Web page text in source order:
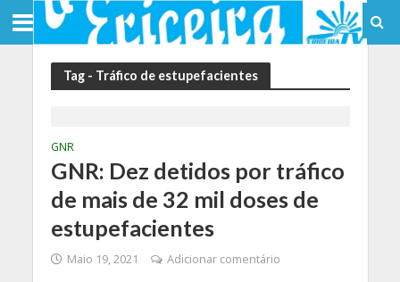
Tag - Tráfico de estupefacientes
GNR
GNR: Dez detidos por tráfico
de mais de 32 mil doses de
estupefacientes
Maio 19, 2021 Adicionar comentário